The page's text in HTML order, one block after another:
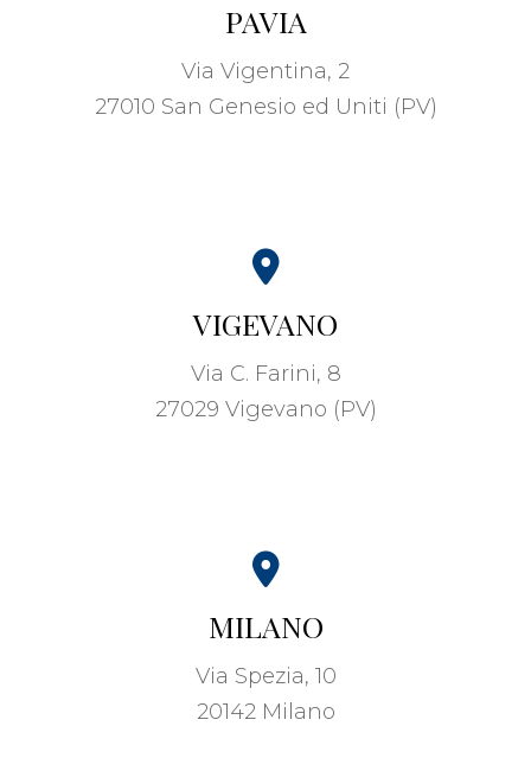
PAVIA
Via Vigentina, 2
27010 San Genesio ed Uniti (PV)
VIGEVANO
Via C. Farini, 8
27029 Vigevano (PV)
MILANO
Via Spezia, 10
20142 Milano